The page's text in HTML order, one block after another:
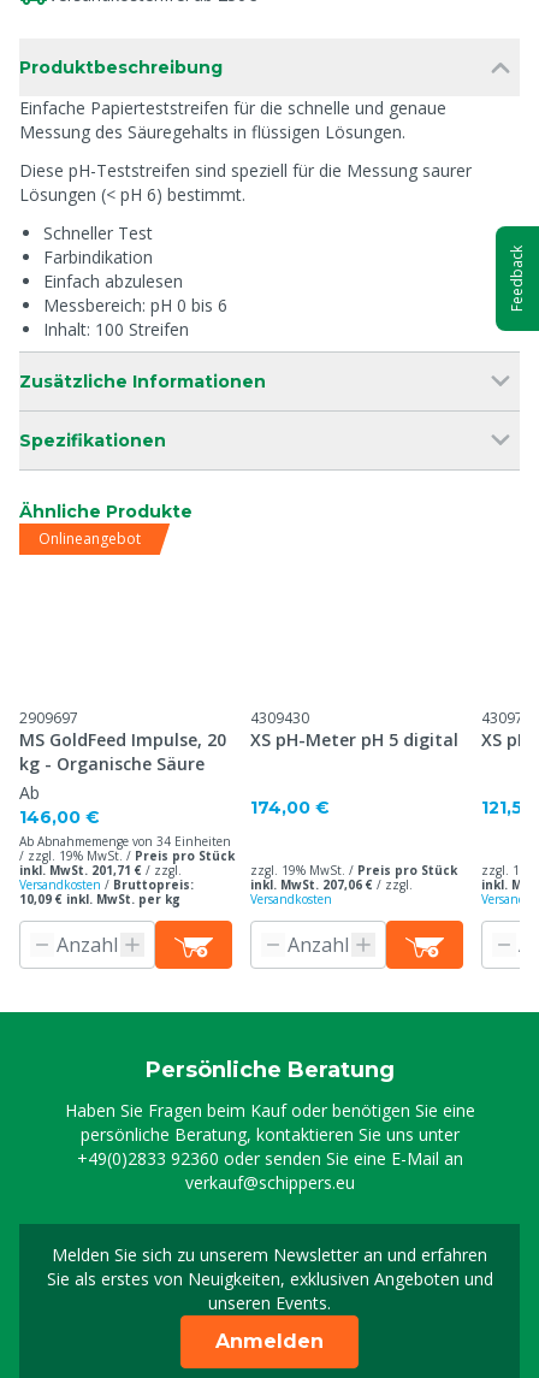
Produktbeschreibung
Einfache Papierteststreifen für die schnelle und genaue
Messung des Säuregehalts in flüssigen Lösungen.
Diese pH-Teststreifen sind speziell für die Messung saurer
Lösungen (< pH 6) bestimmt.
Schneller Test
Farbindikation
Einfach abzulesen
Messbereich: pH 0 bis 6
Inhalt: 100 Streifen
Zusätzliche Informationen
Spezifikationen
Ähnliche Produkte
Onlineangebot
2909697
MS GoldFeed Impulse, 20
kg - Organische Säure
Ab
146,00 €
Ab Abnahmemenge von 34 Einheiten
/ zzgl. 19% MwSt. / Preis pro Stück
inkl. MwSt. 201,71 € / zzgl.
Versandkosten / Bruttopreis:
10,09 € inkl. MwSt. per kg
4309430
XS pH-Meter pH 5 digital
174,00 €
zzgl. 19% MwSt. / Preis pro Stück
inkl. MwSt. 207,06 € / zzgl.
Versandkosten
4309777
XS
zzgl.
inkl.
Persönliche Beratung
Haben Sie Fragen beim Kauf oder benötigen Sie eine
persönliche Beratung, kontaktieren Sie uns unter
+49(0)2833 92360 oder senden Sie eine E-Mail an
verkauf@schippers.eu
Melden Sie sich zu unserem Newsletter an und erfahren
Sie als erstes von Neuigkeiten, exklusiven Angeboten und
unseren Events.
Melden Sie sich für
Anmelden
Feedback